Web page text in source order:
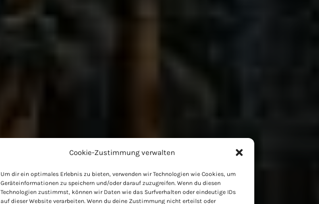
Cookie-Zustimmung verwalten
Um dir ein optimales Erlebnis zu bieten, verwenden wir Technologien wie Cookies, um
Geräteinformationen zu speichern und/oder darauf zuzugreifen. Wenn du diesen
Technologien zustimmst, können wir Daten wie das Surfverhalten oder eindeutige IDs
auf dieser Website verarbeiten. Wenn du deine Zustimmung nicht erteilst oder